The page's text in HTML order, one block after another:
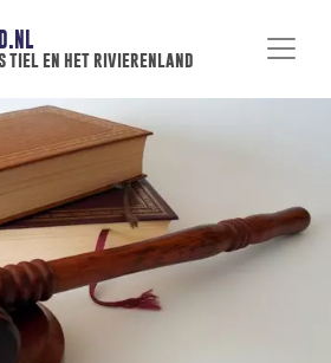
tiel en het rivierenland